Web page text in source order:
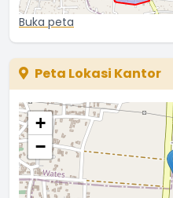
Buka peta
Peta Lokasi Kantor
+
−